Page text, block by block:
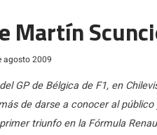
Martín
agosto 2009
GP de Bélgica de F1, en
de darse a conocer al
triunfo en la Fórmula